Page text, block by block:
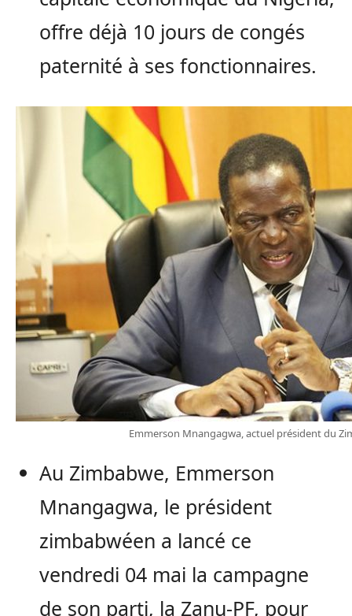
offre déjà 10 jours de congés
paternité à ses fonctionnaires.
Emmerson Mnangagwa, actuel président du
Au Zimbabwe, Emmerson
Mnangagwa, le président
zimbabwéen a lancé ce
vendredi 04 mai la campagne
de son parti, la Zanu-PF, pour